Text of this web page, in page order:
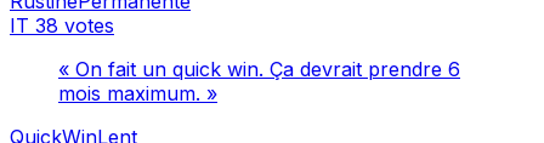
IT 38 votes
« On fait un quick win. Ça devrait prendre 6
mois maximum. »
QuickWinLent